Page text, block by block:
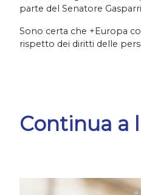
parte del Senatore
Sono certa che +Europa
rispetto dei diritti delle
Continua a